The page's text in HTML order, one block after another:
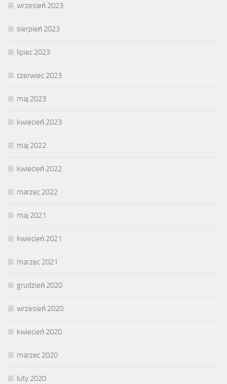
wrzesień 2023
sierpień 2023
lipiec 2023
czerwiec 2023
maj 2023
kwiecień 2023
maj 2022
kwiecień 2022
marzec 2022
maj 2021
kwiecień 2021
marzec 2021
grudzień 2020
wrzesień 2020
kwiecień 2020
marzec 2020
luty 2020